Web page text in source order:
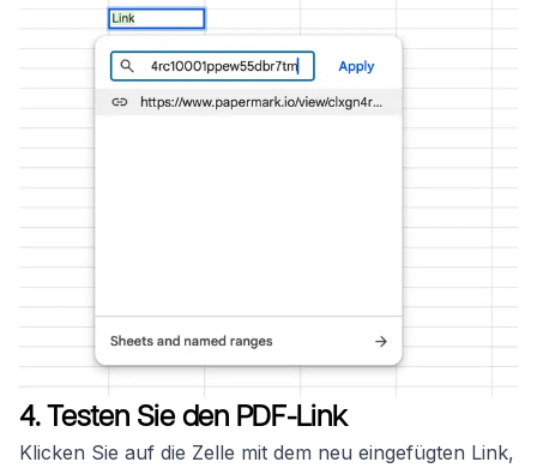
4. Testen Sie den PDF-Link
Klicken Sie auf die Zelle mit dem neu eingefügten Link,